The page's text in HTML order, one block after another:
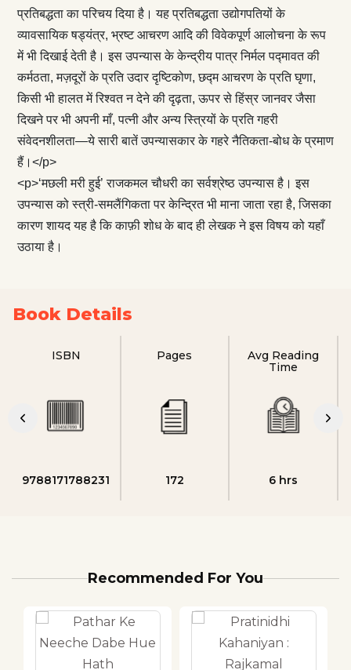
प्रतिबद्धता का परिचय दिया है। यह प्रतिबद्धता उद्योगपतियों के
व्यावसायिक षड्यंत्र, भ्रष्ट आचरण आदि की विवेकपूर्ण आलोचना के रूप
में भी दिखाई देती है। इस उपन्यास के केन्द्रीय पात्र निर्मल पद्मावत की
कर्मठता, मज़दूरों के प्रति उदार दृष्टिकोण, छद्म आचरण के प्रति घृणा,
किसी भी हालत में रिश्वत न देने की दृढ़ता, ऊपर से हिंस्र जानवर जैसा
दिखने पर भी अपनी माँ, पत्नी और अन्य स्त्रियों के प्रति गहरी
संवेदनशीलता—ये सारी बातें उपन्यासकार के गहरे नैतिकता-बोध के प्रमाण
हैं।</p>
<p>‘मछली मरी हुई’ राजकमल चौधरी का सर्वश्रेष्ठ उपन्यास है। इस
उपन्यास को स्त्री-समलैंगिकता पर केन्द्रित भी माना जाता रहा है, जिसका
कारण शायद यह है कि काफ़ी शोध के बाद ही लेखक ने इस विषय को यहाँ
उठाया है।
Book Details
ISBN
9788171788231
Pages
172
Avg Reading
Time
6 hrs
Recommended For You